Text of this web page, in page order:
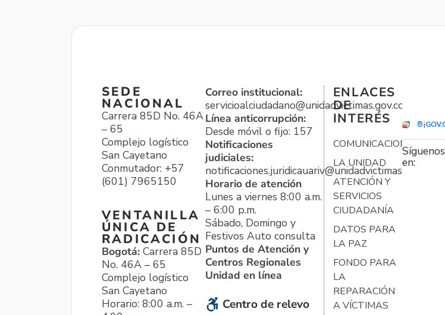
SEDE
NACIONAL
Carrera 85D No. 46A
– 65
Complejo logístico
San Cayetano
Conmutador: +57
(601) 7965150
VENTANILLA
ÚNICA DE
RADICACIÓN
Bogotá: Carrera 85D
No. 46A – 65
Complejo logístico
San Cayetano
Horario: 8:00 a.m. –
Correo institucional:
servicioalciudadano@unidadvictimas.gov.co
Línea anticorrupción:
Desde móvil o fijo: 157
Notificaciones
judiciales:
notificaciones.juridicauariv@unidadvictimas.gov.co
Horario de atención
Lunes a viernes 8:00 a.m.
– 6:00 p.m.
Sábado, Domingo y
Festivos Auto consulta
Puntos de Atención y
Centros Regionales
Unidad en línea
Centro de relevo
ENLACES
DE
INTERÉS
COMUNICACIONES
LA UNIDAD
ATENCIÓN Y
SERVICIOS
CIUDADANÍA
DATOS PARA
LA PAZ
FONDO PARA
LA
REPARACIÓN
A VÍCTIMAS
Síguenos
en: